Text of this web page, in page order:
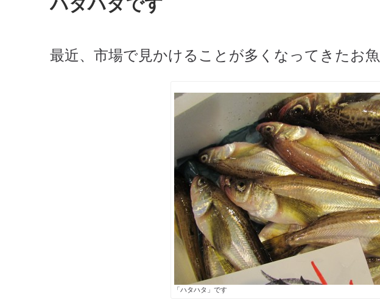
最近、市場で見かけることが多くなってきたお魚
「ハタハタ」です